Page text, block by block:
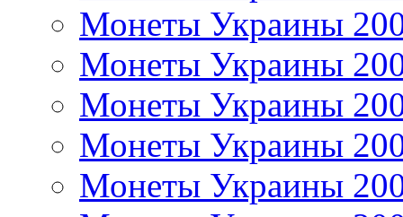
Монеты Украины
Монеты Украины
Монеты Украины
Монеты Украины
Монеты Украины